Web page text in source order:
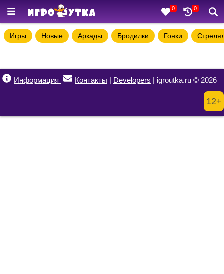
0 0
Игры Новые Аркады Бродилки Гонки
Информация Контакты | Developers | igroutka.ru © 2026
12+